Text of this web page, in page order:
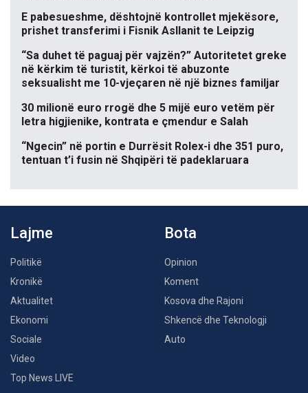
E pabesueshme, dështojnë kontrollet mjekësore,
prishet transferimi i Fisnik Asllanit te Leipzig
“Sa duhet të paguaj për vajzën?” Autoritetet greke
në kërkim të turistit, kërkoi të abuzonte
seksualisht me 10-vjeçaren në një biznes familjar
30 milionë euro rrogë dhe 5 mijë euro vetëm për
letra higjienike, kontrata e çmendur e Salah
“Ngecin” në portin e Durrësit Rolex-i dhe 351 puro,
tentuan t’i fusin në Shqipëri të padeklaruara
Lajme
Politikë
Kronikë
Aktualitet
Ekonomi
Sociale
Video
Top News LIVE
Bota
Opinion
Koment
Kosova dhe Rajoni
Shkencë dhe Teknologji
Auto